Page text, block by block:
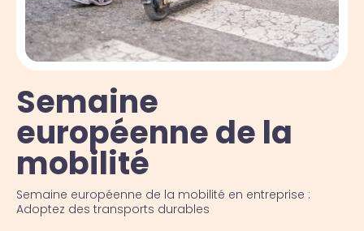
Semaine
européenne de la
mobilité
Semaine européenne de la mobilité en entreprise :
Adoptez des transports durables